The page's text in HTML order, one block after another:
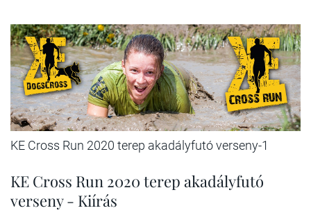
KE Cross Run 2020 terep akadályfutó verseny-1
KE Cross Run 2020 terep akadályfutó
verseny - Kiírás